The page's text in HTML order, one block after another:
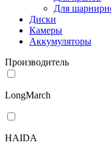
Для
Диски
Камеры
Аккумуляторы
Производитель
LongMarch
HAIDA